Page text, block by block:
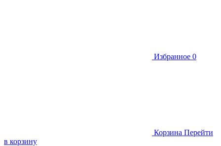
Избранное 0
Корзина Перейти
в корзину